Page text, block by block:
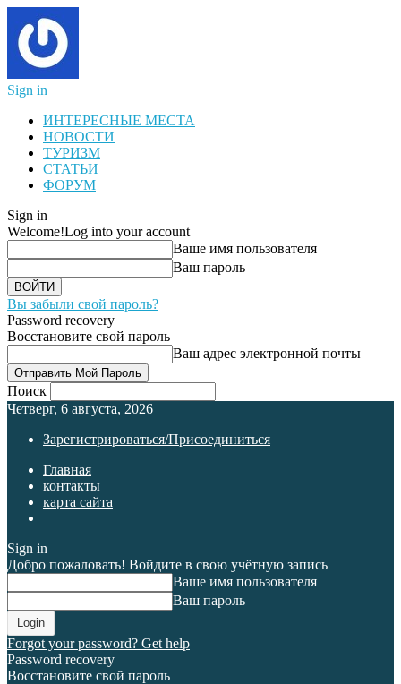
Sign in
ИНТЕРЕСНЫЕ МЕСТА
НОВОСТИ
ТУРИЗМ
СТАТЬИ
ФОРУМ
Sign in
Welcome!Log into your account
Ваше имя пользователя
Ваш пароль
Вы забыли свой пароль?
Password recovery
Восстановите свой пароль
Ваш адрес электронной почты
Поиск
Четверг, 6 августа, 2026
Зарегистрироваться/Присоединиться
Главная
контакты
карта сайта
Sign in
Добро пожаловать! Войдите в свою учётную запись
Ваше имя пользователя
Ваш пароль
Forgot your password? Get help
Password recovery
Восстановите свой пароль